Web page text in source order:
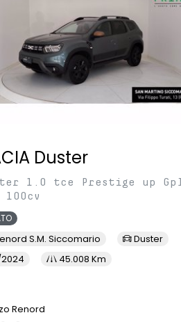
Duster
1.0 tce Prestige up Gpl
100cv
S.M. Siccomario
Duster
2024
45.008 Km
Renord